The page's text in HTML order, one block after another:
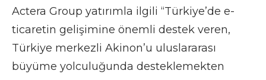
Actera Group yatırımla ilgili “Türkiye’de e-
ticaretin gelişimine önemli destek veren,
Türkiye merkezli Akinon’u uluslararası
büyüme yolculuğunda desteklemekten